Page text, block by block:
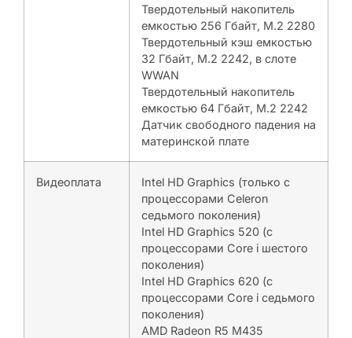
Твердотельный накопитель
емкостью 256 Гбайт, M.2 2280
Твердотельный кэш емкостью
32 Гбайт, M.2 2242, в слоте
WWAN
Твердотельный накопитель
емкостью 64 Гбайт, M.2 2242
Датчик свободного падения на
материнской плате
Видеоплата
Intel HD Graphics (только с
процессорами Celeron
седьмого поколения)
Intel HD Graphics 520 (с
процессорами Core i шестого
поколения)
Intel HD Graphics 620 (с
процессорами Core i седьмого
поколения)
AMD Radeon R5 M435